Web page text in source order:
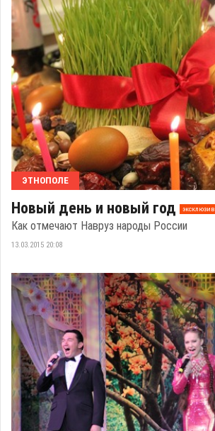
ЭТНОПОЛЕ
Новый день и новый год эксклюзив
Как отмечают Навруз народы России
13.03.2015 20:08